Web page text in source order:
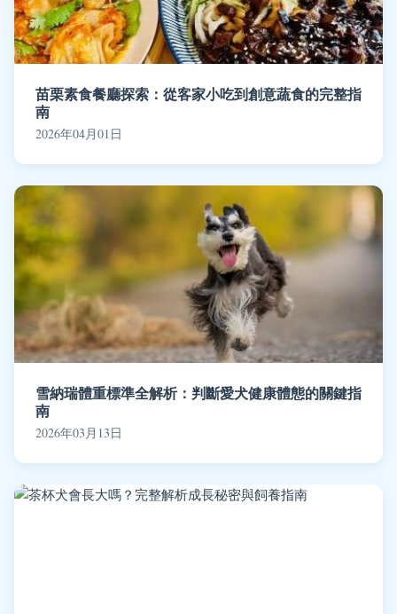
苗栗素食餐廳探索：從客家小吃到創意蔬食的完整指
南
2026年04月01日
雪納瑞體重標準全解析：判斷愛犬健康體態的關鍵指
南
2026年03月13日